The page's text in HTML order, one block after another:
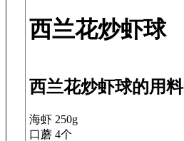
西兰花炒虾球
西兰花炒虾球的用料
海虾 250g
口蘑 4个